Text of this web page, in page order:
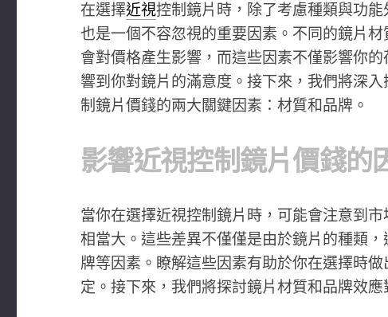
在選擇近視控制鏡片時，除了考慮種類與功
也是一個不容忽視的重要因素。不同的鏡片
會對價格產生影響，而這些因素不僅影響你
響到你對鏡片的滿意度。接下來，我們將深
制鏡片價錢的兩大關鍵因素：材質和品牌。
影響近視控制鏡片價錢的
當你在選擇近視控制鏡片時，可能會注意到
相當大。這些差異不僅僅是由於鏡片的種類
牌等因素。瞭解這些因素有助於你在選擇時
定。接下來，我們將探討鏡片材質和品牌效應